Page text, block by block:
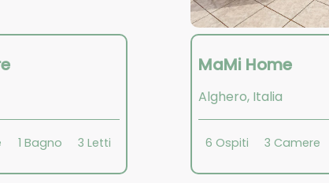
1 Bagno 3 Letti
MaMi Home
Alghero, Italia
6 Ospiti 3 Camere